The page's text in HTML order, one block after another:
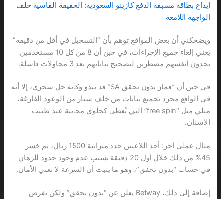
إيداع بطاقة مسبقة الدفع كازينو السعودية: الحقيقة القاسية خلف
الواجهة اللامعة
ويضحكني أن بعض المواقع توهم بأن “التسجيل في أقل من دقيقة”
يعني إلغاء جميع الإجراءات، في حين أن 8 من كل 10 مستخدمين
يجدون أنفسهم مضطرين لتصحيح بياناتهم بعد 3 محاولات فاشلة.
في حين أن “قمار بدون تحقق SA” قد يبدو وكأنه حل سحري، إلا أنه
في الواقع مجرد تجميع بيانات من خلف ستار من الوعود الفارغة،
مثلي مثل “free spin” التي تُعطى كحلوى مجانية عند طبيب
الأسنان.
مثال عملي آخر: أحد اللاعبين حدد ميزانية 1500 ريال، ثم خسر
45% من ذلك خلال أول 20 دقيقة بسبب عدم وجود حدود للرهان
في حساب “بدون تحقق”، وهو ما يثبت أن السرعة لا تعني الأمان.
إضافة إلى ذلك، Betway يعلن عن “بدون تحقق” ولكن يفرض